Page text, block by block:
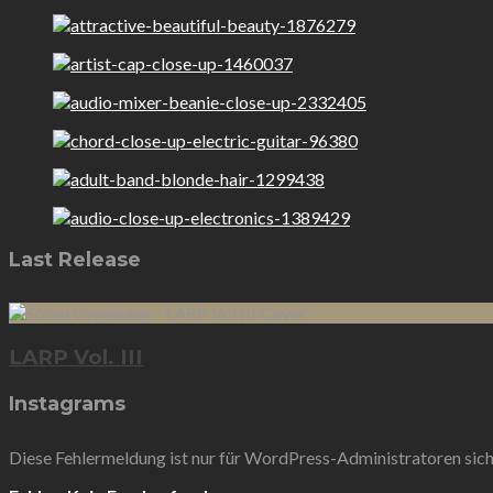
Last Release
LARP Vol. III
Instagrams
Diese Fehlermeldung ist nur für WordPress-Administratoren